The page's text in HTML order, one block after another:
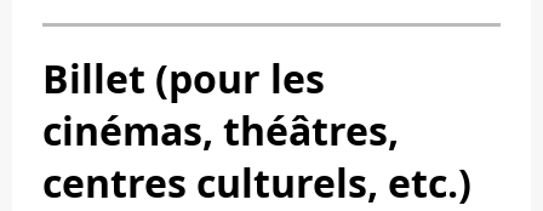
Billet (pour les
cinémas, théâtres,
centres culturels, etc.)